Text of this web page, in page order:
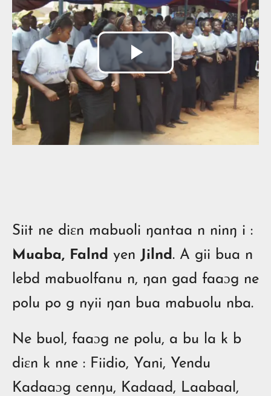
Lire
la
vidéo
Siit ne diɛn mabuoli ŋantaa n ninŋ i :
Muaba, Falnd yen Jilnd. A gii bua n
lebd mabuolfanu n, ŋan gad faaɔg ne
polu po g nyii ŋan bua mabuolu nba.
Ne buol, faaɔg ne polu, a bu la k b
diɛn k nne : Fiidio, Yani, Yendu
Kadaaɔg cenŋu, Kadaad, Laabaal,